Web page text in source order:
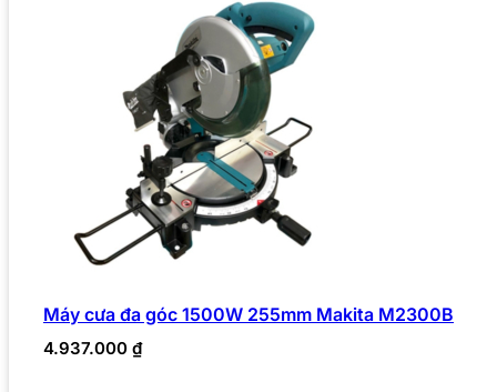
Máy cưa đa góc 1500W 255mm Makita M2300B
4.937.000 ₫